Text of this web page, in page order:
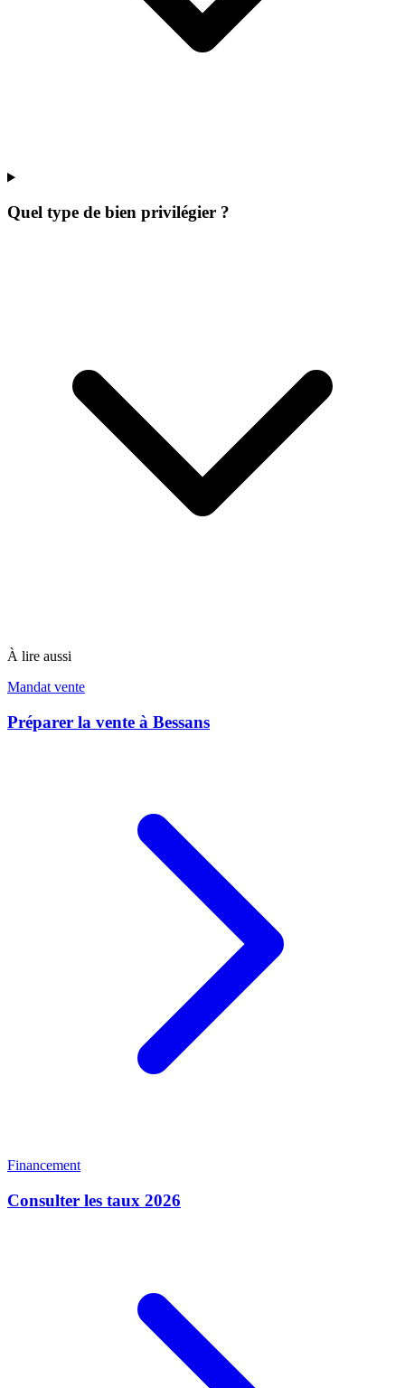
Quel type de bien privilégier ?
À lire aussi
Mandat vente
Préparer la vente à Bessans
Financement
Consulter les taux 2026